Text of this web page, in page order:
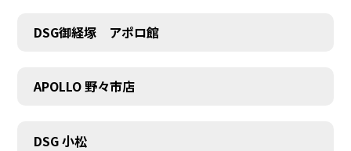
DSG御経塚 アポロ館
APOLLO 野々市店
DSG 小松